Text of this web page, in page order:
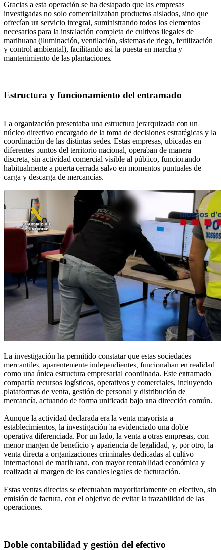
Gracias a esta operación se ha destapado que las empresas
investigadas no solo comercializaban productos aislados, sino que
ofrecían un servicio integral, suministrando todos los elementos
necesarios para la instalación completa de cultivos ilegales de
marihuana (iluminación, ventilación, sistemas de riego, fertilización
y control ambiental), facilitando así la puesta en marcha y
mantenimiento de las plantaciones.
Estructura y funcionamiento del entramado
La organización presentaba una estructura jerarquizada con un
núcleo directivo encargado de la toma de decisiones estratégicas y la
coordinación de las distintas sedes. Estas empresas, ubicadas en
diferentes puntos del territorio nacional, operaban de manera
discreta, sin actividad comercial visible al público, funcionando
habitualmente a puerta cerrada salvo en momentos puntuales de
carga y descarga de mercancías.
La investigación ha permitido constatar que estas sociedades
mercantiles, aparentemente independientes, funcionaban en realidad
como una única estructura empresarial coordinada. Este entramado
compartía recursos logísticos, operativos y comerciales, incluyendo
plataformas de venta, gestión de personal y distribución de
mercancía, actuando de forma unificada bajo una dirección común.
Aunque la actividad declarada era la venta mayorista a
establecimientos, la investigación ha evidenciado una doble
operativa diferenciada. Por un lado, la venta a otras empresas, con
menor margen de beneficio y apariencia de legalidad, y, por otro, la
venta directa a organizaciones criminales dedicadas al cultivo
internacional de marihuana, con mayor rentabilidad económica y
realizada al margen de los canales legales de facturación.
Estas ventas directas se efectuaban mayoritariamente en efectivo, sin
emisión de factura, con el objetivo de evitar la trazabilidad de las
operaciones.
Doble contabilidad y gestión del efectivo